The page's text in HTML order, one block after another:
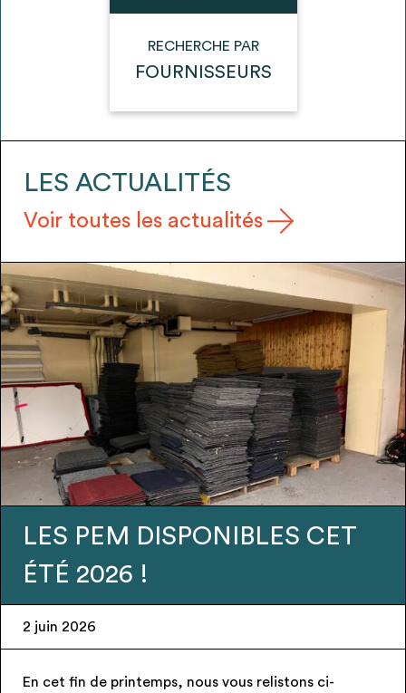
RECHERCHE PAR
FOURNISSEURS
LES ACTUALITÉS
Voir toutes les actualités
LES PEM DISPONIBLES CET
ÉTÉ 2026 !
2 juin 2026
En cet fin de printemps, nous vous relistons ci-